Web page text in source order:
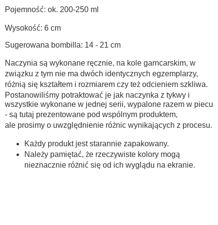
Pojemność: ok. 200-250 ml
Wysokość: 6 cm
Sugerowana bombilla: 14 - 21 cm
Naczynia są wykonane ręcznie, na kole garncarskim, w
związku z tym nie ma dwóch identycznych egzemplarzy,
różnią się kształtem i rozmiarem czy też odcieniem szkliwa.
Postanowiliśmy potraktować je jak naczynka z tykwy i
wszystkie wykonane w jednej serii, wypalone razem w piecu
- są tutaj prezentowane pod wspólnym produktem,
ale prosimy o uwzględnienie różnic wynikających z procesu.
Każdy produkt jest starannie zapakowany.
Należy pamiętać, że rzeczywiste kolory mogą
nieznacznie różnić się od ich wyglądu na ekranie.